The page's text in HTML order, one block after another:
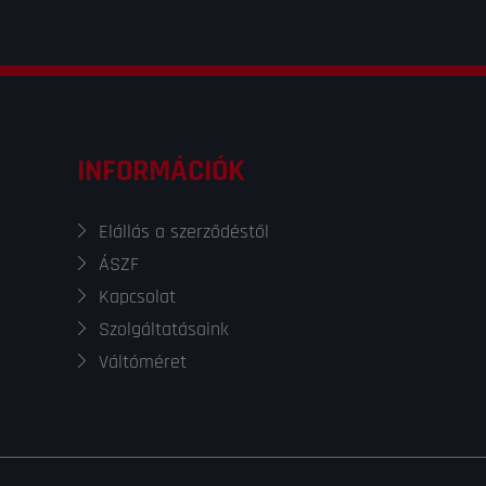
INFORMÁCIÓK
Elállás a szerződéstől
ÁSZF
Kapcsolat
Szolgáltatásaink
Váltóméret